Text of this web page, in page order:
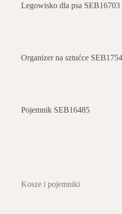
Legowisko dla psa SEB16703
Organizer na sztućce
Pojemnik SEB16485
Kosze i pojemniki